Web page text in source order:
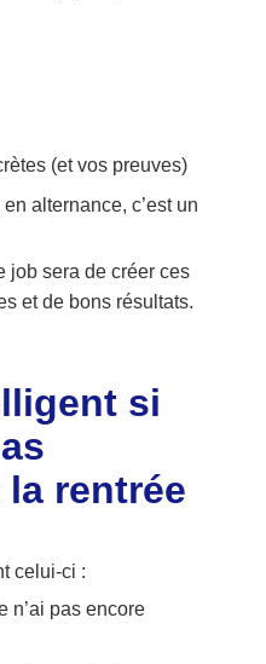
(et vos preuves)
alternance, c’est un
job sera de créer ces
et de bons résultats.
si
la rentrée
celui-ci :
n’ai pas encore